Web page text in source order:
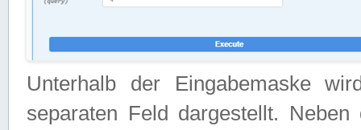
Unterhalb der Eingabemaske
separaten Feld dargestellt.